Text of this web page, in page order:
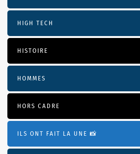
HIGH TECH
HISTOIRE
HOMMES
HORS CADRE
ILS ONT FAIT LA UNE 📸